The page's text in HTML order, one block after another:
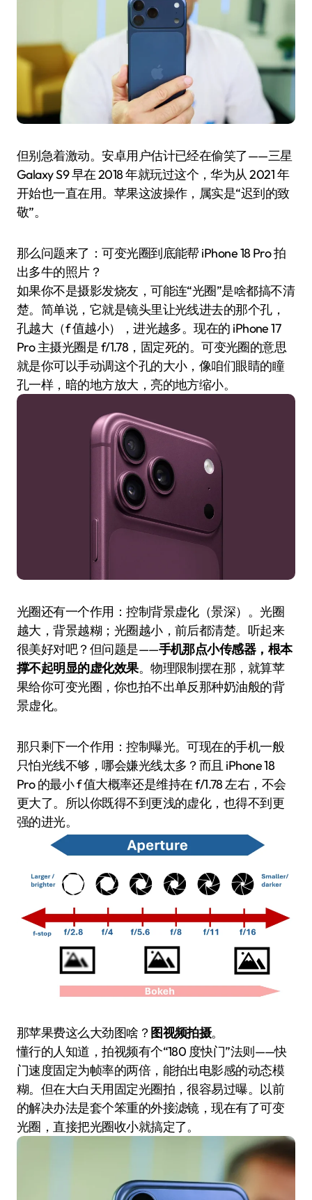
但别急着激动。安卓用户估计已经在偷笑了——三星
Galaxy S9 早在 2018 年就玩过这个，华为从 2021 年
开始也一直在用。苹果这波操作，属实是“迟到的致
敬”。
那么问题来了：可变光圈到底能帮 iPhone 18 Pro 拍
出多牛的照片？
如果你不是摄影发烧友，可能连“光圈”是啥都搞不清
楚。简单说，它就是镜头里让光线进去的那个孔，
孔越大（f 值越小），进光越多。现在的 iPhone 17
Pro 主摄光圈是 f/1.78，固定死的。可变光圈的意思
就是你可以手动调这个孔的大小，像咱们眼睛的瞳
孔一样，暗的地方放大，亮的地方缩小。
光圈还有一个作用：控制背景虚化（景深）。光圈
越大，背景越糊；光圈越小，前后都清楚。听起来
很美好对吧？但问题是——手机那点小传感器，根本
撑不起明显的虚化效果。物理限制摆在那，就算苹
果给你可变光圈，你也拍不出单反那种奶油般的背
景虚化。
那只剩下一个作用：控制曝光。可现在的手机一般
只怕光线不够，哪会嫌光线太多？而且 iPhone 18
Pro 的最小 f 值大概率还是维持在 f/1.78 左右，不会
更大了。所以你既得不到更浅的虚化，也得不到更
强的进光。
那苹果费这么大劲图啥？ 图视频拍摄。
懂行的人知道，拍视频有个“180 度快门”法则——快
门速度固定为帧率的两倍，能拍出电影感的动态模
糊。但在大白天用固定光圈拍，很容易过曝。以前
的解决办法是套个笨重的外接滤镜，现在有了可变
光圈，直接把光圈收小就搞定了。